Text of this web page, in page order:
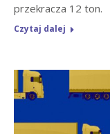
przekracza 12 ton.
Czytaj dalej